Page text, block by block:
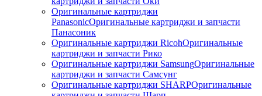
Оригинальные картриджи
PanasonicОригинальные картриджи и запчасти
Панасоник
Оригинальные картриджи RicohОригинальные
картриджи и запчасти Рико
Оригинальные картриджи SamsungОригинальные
картриджи и запчасти Самсунг
Оригинальные картриджи SHARPОригинальные